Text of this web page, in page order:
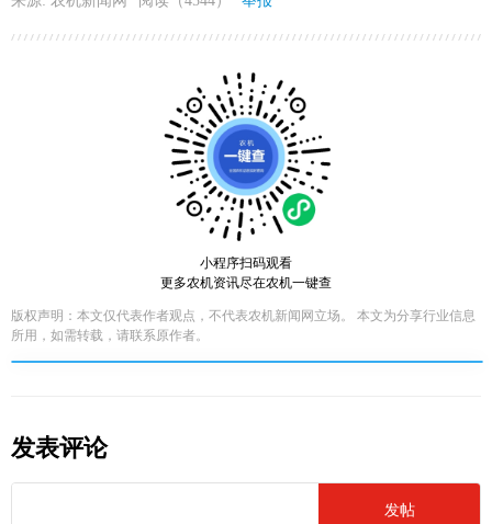
小程序扫码观看
更多农机资讯尽在农机一键查
版权声明：本文仅代表作者观点，不代表农机新闻网立场。 本文为分享行业信息
所用，如需转载，请联系原作者。
发表评论
发帖